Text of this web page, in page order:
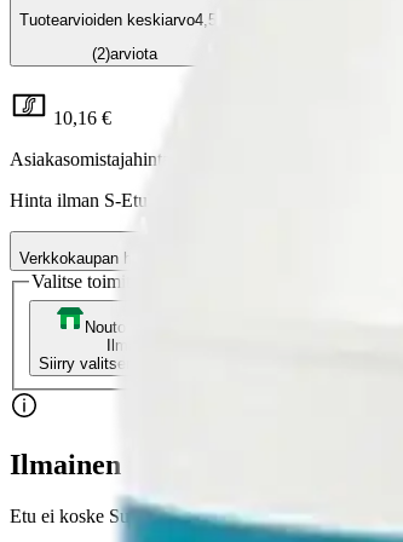
Tuotearvioiden keskiarvo4,5
(2)arviota
10,16 €
Asiakasomistajahinta
Hinta ilman S-Etukorttia:
Verkkokaupan hinta
Valitse toimitustapa
Nouto myymälästä
Ilmainen
Siirry valitsemaan myymälä
Ilmainen toimitus yli 100 €:n
Etu ei koske Suuri‑lisäpalvelulla toimitettavia